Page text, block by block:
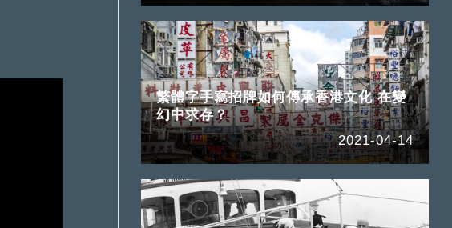
繁體字手寫招牌如何傳承香港文化 在變
幻中求存？
2021-04-14